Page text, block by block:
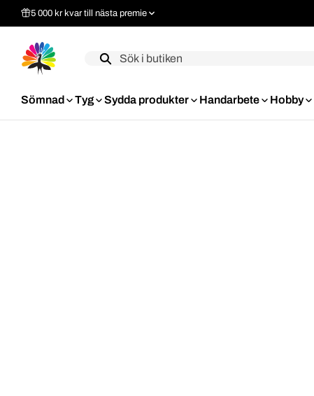
5 000 kr kvar till nästa premie
Label
Sömnad Tyg Sydda produkter Handarbete Hobby